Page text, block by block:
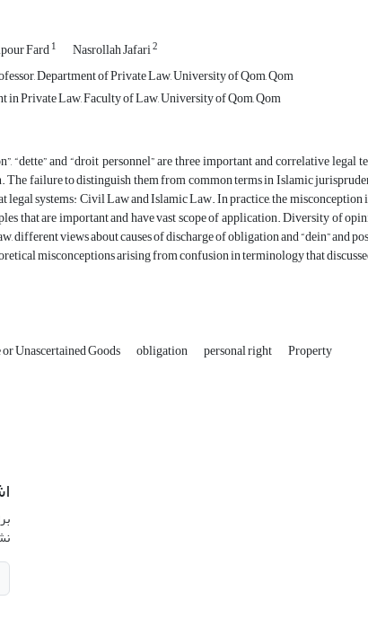
Fard1 Nasrollah Jafari2
Department of Private Law, University of Qom, Qom
in Private Law, Faculty of Law, University of Qom, Qom
“dette” and “droit personnel” are three important and correlative
The failure to distinguish them from common terms in Islamic
legal systems: Civil Law and Islamic Law. In practice, the
that are important and have vast scope of application. Diversity of
different views about causes of discharge of obligation and “dein”
misconceptions arising from confusion in terminology that
Unascertained Goods obligation personal right Property